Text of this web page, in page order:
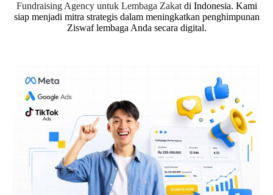
Fundraising Agency untuk Lembaga Zakatdi Indonesia. Kami
siap menjadi mitra strategis dalam meningkatkan penghimpunan
Ziswaf lembaga Anda secara digital.